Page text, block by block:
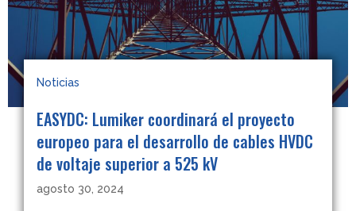
Noticias
EASYDC: Lumiker coordinará el proyecto
europeo para el desarrollo de cables HVDC
de voltaje superior a 525 kV
agosto 30, 2024